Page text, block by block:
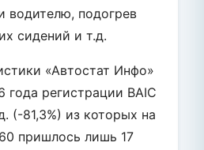
подогрев
сидений и т.д.
«Автостат Инфо»
года регистрации BAIC
(-81,3%) из которых на
пришлось лишь 17